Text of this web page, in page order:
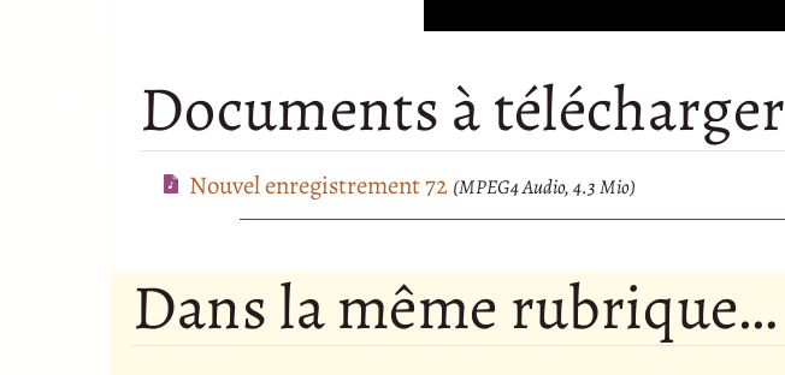
Player
Documents à télécharger
Nouvel enregistrement 72 (MPEG4 Audio, 4.3 Mio)
Dans la même rubrique…